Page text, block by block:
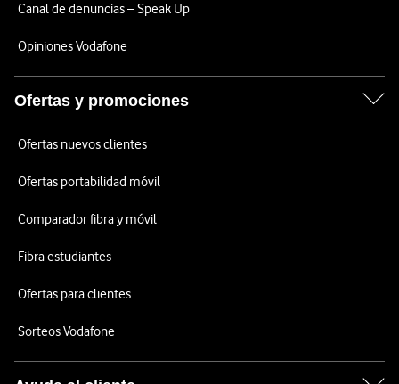
Canal de denuncias – Speak Up
Opiniones Vodafone
Ofertas y promociones
Ofertas nuevos clientes
Ofertas portabilidad móvil
Comparador fibra y móvil
Fibra estudiantes
Ofertas para clientes
Sorteos Vodafone